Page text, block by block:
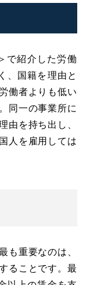
＞で紹介した労働
、国籍を理由と
働者よりも低い
同一の事業所に
由を持ち出し、
人を雇用しては
も重要なのは、
ることです。最